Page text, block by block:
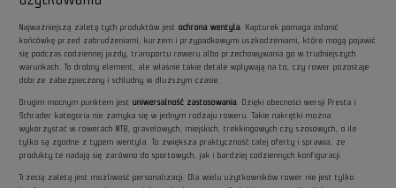
Najważniejszą zaletą tych produktów jestochrona wentyla . Kapturek pomaga osłonić
końcówkę przed zabrudzeniami, kurzem i przypadkowymi uszkodzeniami, które mogą pojawić
się podczas codziennej jazdy, transportu roweru albo przechowywania go w trudniejszych
warunkach. To drobny element, ale właśnie takie detale wpływają na to, czy rower pozostaje
dobrze zabezpieczony i schludny w dłuższym czasie.
Drugim mocnym punktem jestuniwersalność zastosowania . Dzięki obecności wersji Presta i
Schrader kategoria nie zamyka się w jednym rodzaju roweru. Takie nakrętki można
wykorzystać w rowerach MTB, gravelowych, miejskich, trekkingowych czy szosowych, o ile
tylko są zgodne z typem wentyla. To zwiększa praktyczność całej oferty i sprawia, że
produkty te nadają się zarówno do sportowych, jak i bardziej codziennych konfiguracji.
Trzecią zaletą jest możliwość personalizacji. Dla wielu użytkowników rower nie jest tylko